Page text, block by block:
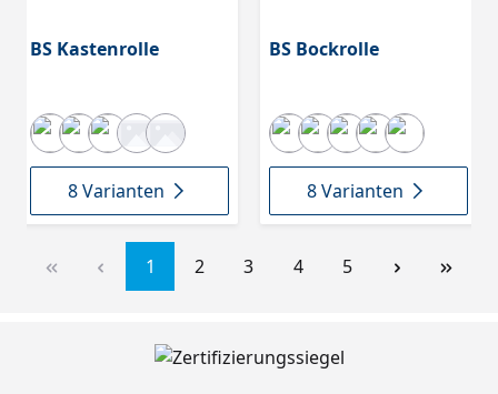
BS Kastenrolle
8 Varianten
BS Bockrolle
8 Varianten
1 2 3 4 5